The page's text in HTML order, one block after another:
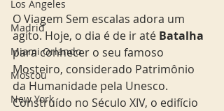
Los Angeles
Madrid
Miami Orlando
Moscou
New York
O Viagem Sem escalas adora um
agito. Hoje, o dia é de ir até Batalha
para conhecer o seu famoso
Mosteiro, considerado Patrimônio
da Humanidade pela Unesco.
Construído no Século XIV, o edifício